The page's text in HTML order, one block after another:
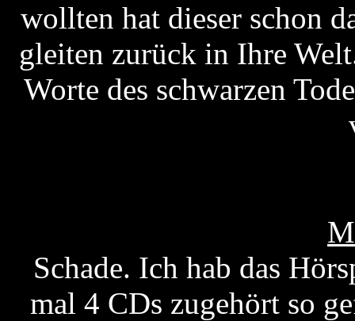
wollten hat dieser schon
gleiten zurück in Ihre
Worte des schwarzen
Schade. Ich hab das
mal 4 CDs zugehört so